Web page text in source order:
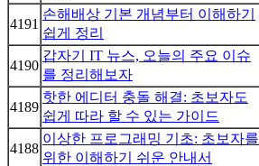
4191
손해배상 기본 개념부터 이해하기
쉽게 정리
4190
갑자기 IT 뉴스, 오늘의 주요 이슈
를 정리해보자
4189
핫한 에디터 충돌 해결: 초보자도
쉽게 따라 할 수 있는 가이드
4188
이상한 프로그래밍 기초: 초보자를
위한 이해하기 쉬운 안내서